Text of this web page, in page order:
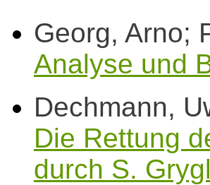
Georg, Arno;
Analyse und
Dechmann,
Die Rettung
durch S.